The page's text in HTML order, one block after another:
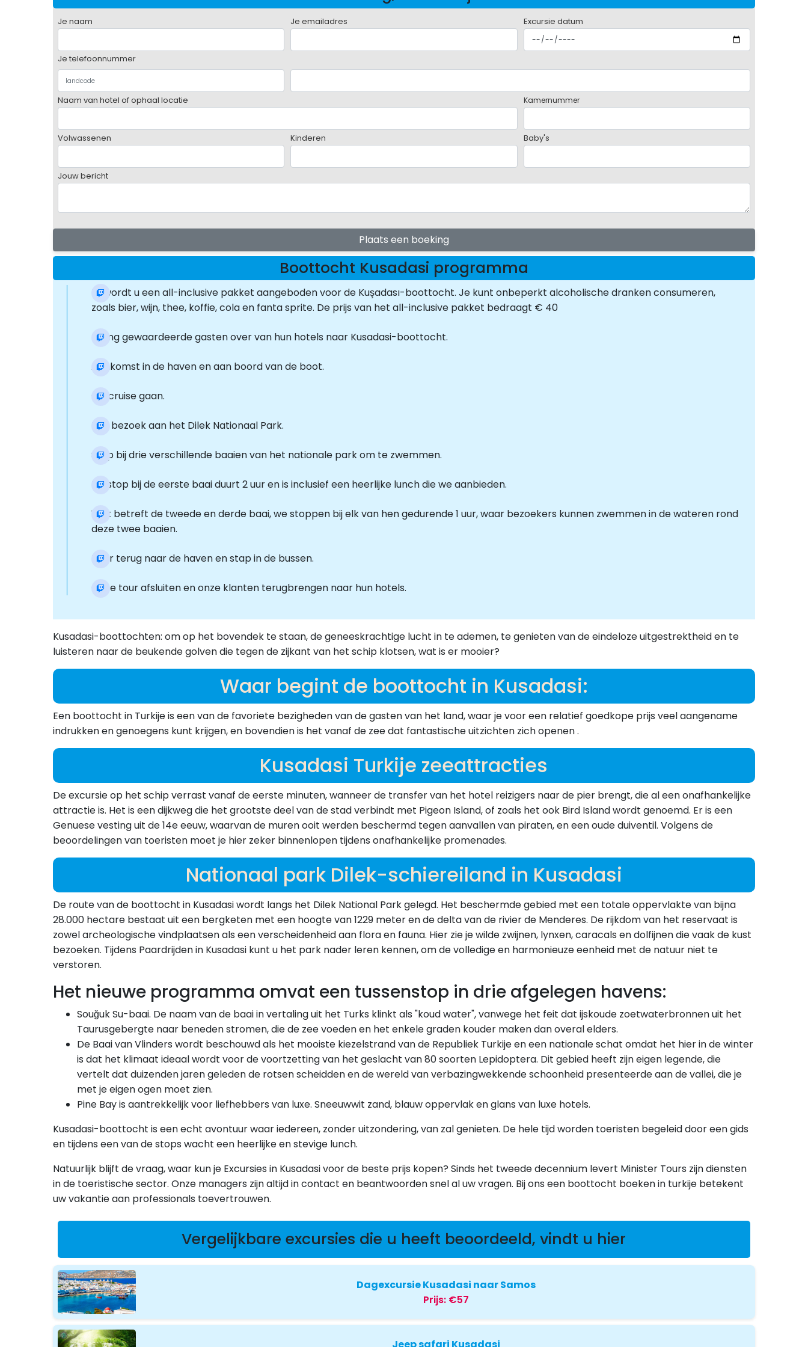
Je naam Je emailadres Excursie datum
Je telefoonnummer
Naam van hotel of ophaal locatie Kamernummer
Volwassenen Kinderen Baby's
Jouw bericht
Plaats een boeking
Boottocht Kusadasi programma
Er wordt u een all-inclusive pakket aangeboden voor de Kuşadası-boottocht. Je kunt onbeperkt alcoholische dranken consumeren,
zoals bier, wijn, thee, koffie, cola en fanta sprite. De prijs van het all-inclusive pakket bedraagt ​​€ 40
Breng gewaardeerde gasten over van hun hotels naar Kusadasi-boottocht.
Aankomst in de haven en aan boord van de boot.
Op cruise gaan.
Een bezoek aan het Dilek Nationaal Park.
Stop bij drie verschillende baaien van het nationale park om te zwemmen.
De stop bij de eerste baai duurt 2 uur en is inclusief een heerlijke lunch die we aanbieden.
Wat betreft de tweede en derde baai, we stoppen bij elk van hen gedurende 1 uur, waar bezoekers kunnen zwemmen in de wateren rond
deze twee baaien.
Keer terug naar de haven en stap in de bussen.
Onze tour afsluiten en onze klanten terugbrengen naar hun hotels.
Kusadasi-boottochten: om op het bovendek te staan, de geneeskrachtige lucht in te ademen, te genieten van de eindeloze uitgestrektheid en te
luisteren naar de beukende golven die tegen de zijkant van het schip klotsen, wat is er mooier?
Waar begint de boottocht in Kusadasi:
Een boottocht in Turkije is een van de favoriete bezigheden van de gasten van het land, waar je voor een relatief goedkope prijs veel aangename
indrukken en genoegens kunt krijgen, en bovendien is het vanaf de zee dat fantastische uitzichten zich openen .
Kusadasi Turkije zeeattracties
De excursie op het schip verrast vanaf de eerste minuten, wanneer de transfer van het hotel reizigers naar de pier brengt, die al een onafhankelijke
attractie is. Het is een dijkweg die het grootste deel van de stad verbindt met Pigeon Island, of zoals het ook Bird Island wordt genoemd. Er is een
Genuese vesting uit de 14e eeuw, waarvan de muren ooit werden beschermd tegen aanvallen van piraten, en een oude duiventil. Volgens de
beoordelingen van toeristen moet je hier zeker binnenlopen tijdens onafhankelijke promenades.
Nationaal park Dilek-schiereiland in Kusadasi
De route van de boottocht in Kusadasi wordt langs het Dilek National Park gelegd. Het beschermde gebied met een totale oppervlakte van bijna
28.000 hectare bestaat uit een bergketen met een hoogte van 1229 meter en de delta van de rivier de Menderes. De rijkdom van het reservaat is
zowel archeologische vindplaatsen als een verscheidenheid aan flora en fauna. Hier zie je wilde zwijnen, lynxen, caracals en dolfijnen die vaak de kust
bezoeken. Tijdens Paardrijden in Kusadasi kunt u het park nader leren kennen, om de volledige en harmonieuze eenheid met de natuur niet te
verstoren.
Het nieuwe programma omvat een tussenstop in drie afgelegen havens:
Souğuk Su-baai. De naam van de baai in vertaling uit het Turks klinkt als "koud water", vanwege het feit dat ijskoude zoetwaterbronnen uit het
Taurusgebergte naar beneden stromen, die de zee voeden en het enkele graden kouder maken dan overal elders.
De Baai van Vlinders wordt beschouwd als het mooiste kiezelstrand van de Republiek Turkije en een nationale schat omdat het hier in de winter
is dat het klimaat ideaal wordt voor de voortzetting van het geslacht van 80 soorten Lepidoptera. Dit gebied heeft zijn eigen legende, die
vertelt dat duizenden jaren geleden de rotsen scheidden en de wereld van verbazingwekkende schoonheid presenteerde aan de vallei, die je
met je eigen ogen moet zien.
Pine Bay is aantrekkelijk voor liefhebbers van luxe. Sneeuwwit zand, blauw oppervlak en glans van luxe hotels.
Kusadasi-boottocht is een echt avontuur waar iedereen, zonder uitzondering, van zal genieten. De hele tijd worden toeristen begeleid door een gids
en tijdens een van de stops wacht een heerlijke en stevige lunch.
Natuurlijk blijft de vraag, waar kun je Excursies in Kusadasi voor de beste prijs kopen? Sinds het tweede decennium levert Minister Tours zijn diensten
in de toeristische sector. Onze managers zijn altijd in contact en beantwoorden snel al uw vragen. Bij ons een boottocht boeken in turkije betekent
uw vakantie aan professionals toevertrouwen.
Vergelijkbare excursies die u heeft beoordeeld, vindt u hier
Dagexcursie Kusadasi naar Samos
Prijs: €57
Jeep safari Kusadasi